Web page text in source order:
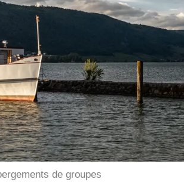
de groupes